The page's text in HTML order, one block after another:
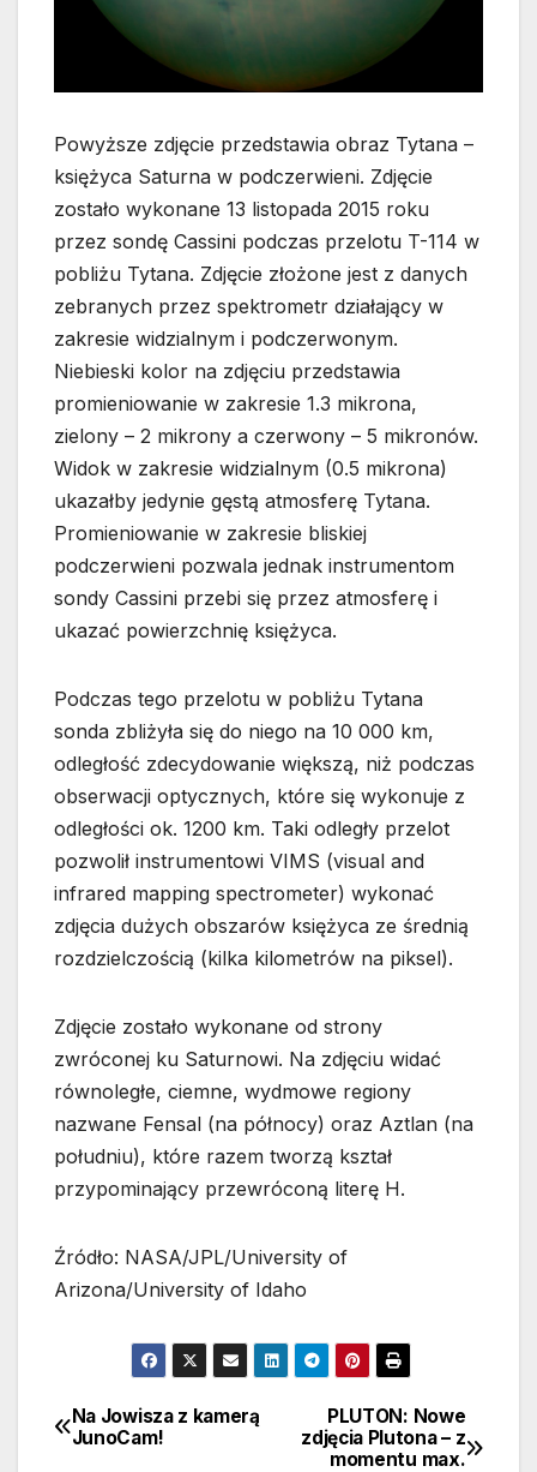
Powyższe zdjęcie przedstawia obraz Tytana –
księżyca Saturna w podczerwieni. Zdjęcie
zostało wykonane 13 listopada 2015 roku
przez sondę Cassini podczas przelotu T-114 w
pobliżu Tytana. Zdjęcie złożone jest z danych
zebranych przez spektrometr działający w
zakresie widzialnym i podczerwonym.
Niebieski kolor na zdjęciu przedstawia
promieniowanie w zakresie 1.3 mikrona,
zielony – 2 mikrony a czerwony – 5 mikronów.
Widok w zakresie widzialnym (0.5 mikrona)
ukazałby jedynie gęstą atmosferę Tytana.
Promieniowanie w zakresie bliskiej
podczerwieni pozwala jednak instrumentom
sondy Cassini przebi się przez atmosferę i
ukazać powierzchnię księżyca.
Podczas tego przelotu w pobliżu Tytana
sonda zbliżyła się do niego na 10 000 km,
odległość zdecydowanie większą, niż podczas
obserwacji optycznych, które się wykonuje z
odległości ok. 1200 km. Taki odległy przelot
pozwolił instrumentowi VIMS (visual and
infrared mapping spectrometer) wykonać
zdjęcia dużych obszarów księżyca ze średnią
rozdzielczością (kilka kilometrów na piksel).
Zdjęcie zostało wykonane od strony
zwróconej ku Saturnowi. Na zdjęciu widać
równoległe, ciemne, wydmowe regiony
nazwane Fensal (na północy) oraz Aztlan (na
południu), które razem tworzą kształ
przypominający przewróconą literę H.
Źródło: NASA/JPL/University of
Arizona/University of Idaho
Nawigacja
PLUTON: Nowe
zdjęcia Plutona – z
momentu max.
Na Jowisza z kamerą
JunoCam!